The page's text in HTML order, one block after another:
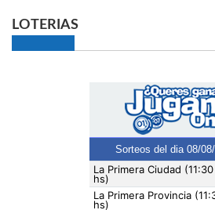
LOTERIAS